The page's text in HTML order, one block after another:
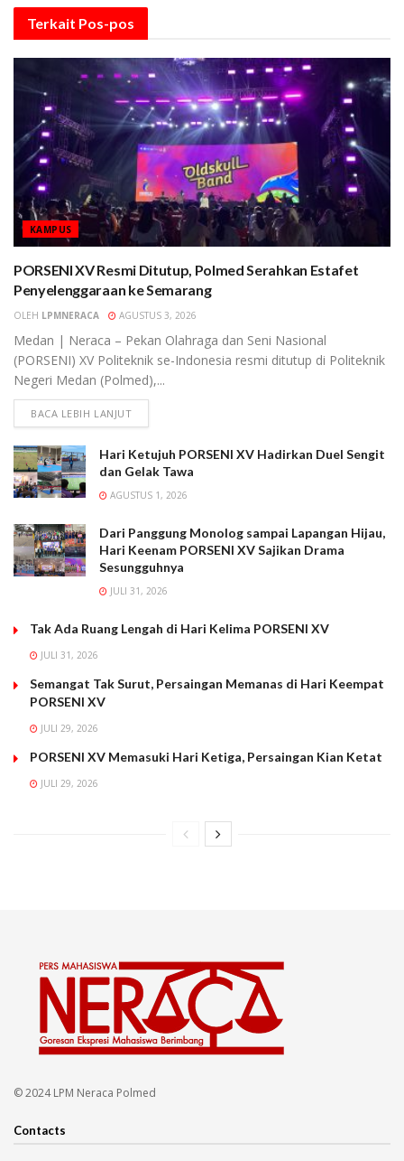
Terkait Pos-pos
KAMPUS
PORSENI XV Resmi Ditutup, Polmed Serahkan Estafet
Penyelenggaraan ke Semarang
OLEH LPMNERACA AGUSTUS 3, 2026
Medan | Neraca – Pekan Olahraga dan Seni Nasional
(PORSENI) XV Politeknik se-Indonesia resmi ditutup di Politeknik
Negeri Medan (Polmed),...
BACA LEBIH LANJUT
Hari Ketujuh PORSENI XV Hadirkan Duel Sengit
dan Gelak Tawa
AGUSTUS 1, 2026
Dari Panggung Monolog sampai Lapangan Hijau,
Hari Keenam PORSENI XV Sajikan Drama
Sesungguhnya
JULI 31, 2026
Tak Ada Ruang Lengah di Hari Kelima PORSENI XV
JULI 31, 2026
Semangat Tak Surut, Persaingan Memanas di Hari Keempat
PORSENI XV
JULI 29, 2026
PORSENI XV Memasuki Hari Ketiga, Persaingan Kian Ketat
JULI 29, 2026
© 2024 LPM Neraca Polmed
Contacts